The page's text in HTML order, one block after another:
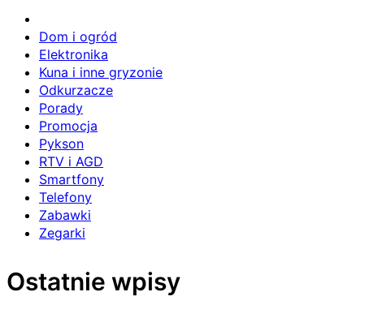
Dom i ogród
Elektronika
Kuna i inne gryzonie
Odkurzacze
Porady
Promocja
Pykson
RTV i AGD
Smartfony
Telefony
Zabawki
Zegarki
Ostatnie wpisy